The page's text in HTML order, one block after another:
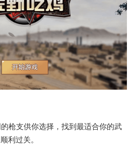
枪支供你选择，找到最适合你的武
利过关。